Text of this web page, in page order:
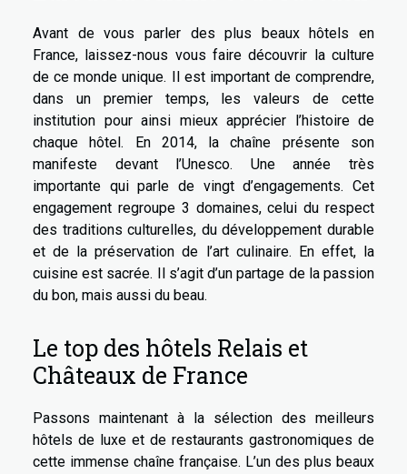
Avant de vous parler des plus beaux hôtels en
France, laissez-nous vous faire découvrir la culture
de ce monde unique. Il est important de comprendre,
dans un premier temps, les valeurs de cette
institution pour ainsi mieux apprécier l’histoire de
chaque hôtel. En 2014, la chaîne présente son
manifeste devant l’Unesco. Une année très
importante qui parle de vingt d’engagements. Cet
engagement regroupe 3 domaines, celui du respect
des traditions culturelles, du développement durable
et de la préservation de l’art culinaire. En effet, la
cuisine est sacrée. Il s’agit d’un partage de la passion
du bon, mais aussi du beau.
Le top des hôtels Relais et
Châteaux de France
Passons maintenant à la sélection des meilleurs
hôtels de luxe et de restaurants gastronomiques de
cette immense chaîne française. L’un des plus beaux